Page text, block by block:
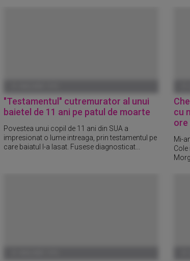
"Testamentul" cutremurator al unui
baietel de 11 ani pe patul de moarte
Povestea unui copil de 11 ani din SUA a
impresionat o lume intreaga, prin testamentul pe
care baiatul l-a lasat. Fusese diagnosticat...
cu
ore
Mi-